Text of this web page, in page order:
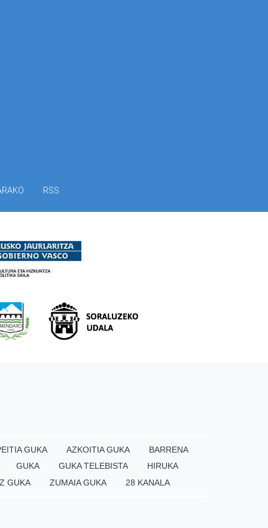
RSS
GUKA AZKOITIA GUKA
BARRENA
GUKA
GUKA TELEBISTA
HIRUKA
GUKA
ZUMAIA GUKA 28 KANALA